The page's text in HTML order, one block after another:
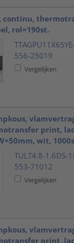
continu,
rol=190st.
556-25019
Vergelijken
print,
wit,
TULT4.8-1.6DS-
553-71012
Vergelijken
print,